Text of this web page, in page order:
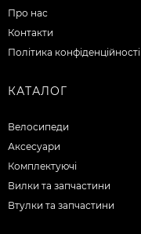
Про нас
Контакти
Політика конфіденційності
КАТАЛОГ
Велосипеди
Аксесуари
Комплектуючі
Вилки та запчастини
Втулки та запчастини